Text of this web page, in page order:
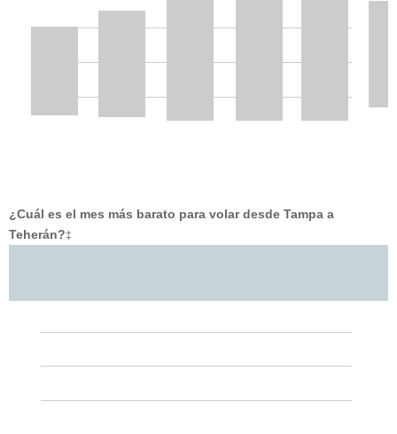
¿Cuál es el mes más barato para volar desde Tampa a
Teherán?‡